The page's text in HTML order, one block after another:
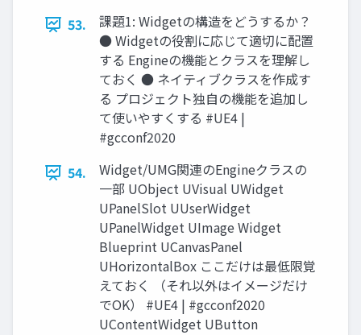
53.
課題1: Widgetの構造をどうするか？
● Widgetの役割に応じて適切に配置
する Engineの機能とクラスを理解し
ておく ● ネイティブクラスを作成す
る プロジェクト独自の機能を追加し
て使いやすくする #UE4 |
#gcconf2020
54.
Widget/UMG関連のEngineクラスの
一部 UObject UVisual UWidget
UPanelSlot UUserWidget
UPanelWidget UImage Widget
Blueprint UCanvasPanel
UHorizontalBox ここだけは最低限覚
えておく （それ以外はイメージだけ
でOK） #UE4 | #gcconf2020
UContentWidget UButton